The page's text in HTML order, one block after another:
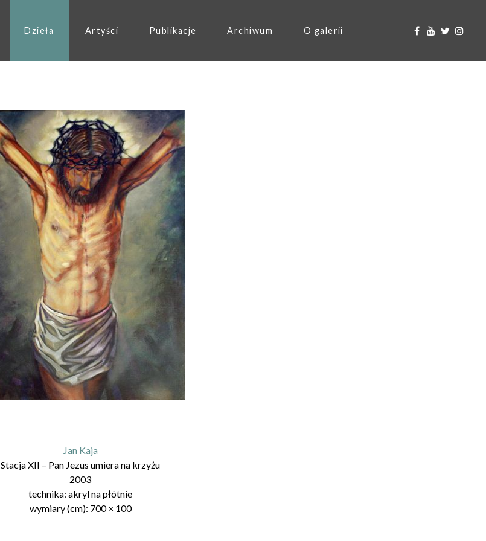
Dzieła Artyści Publikacje Archiwum O galerii
Jan Kaja
Stacja XII – Pan Jezus umiera na krzyżu
2003
technika: akryl na płótnie
wymiary (cm): 700× 100